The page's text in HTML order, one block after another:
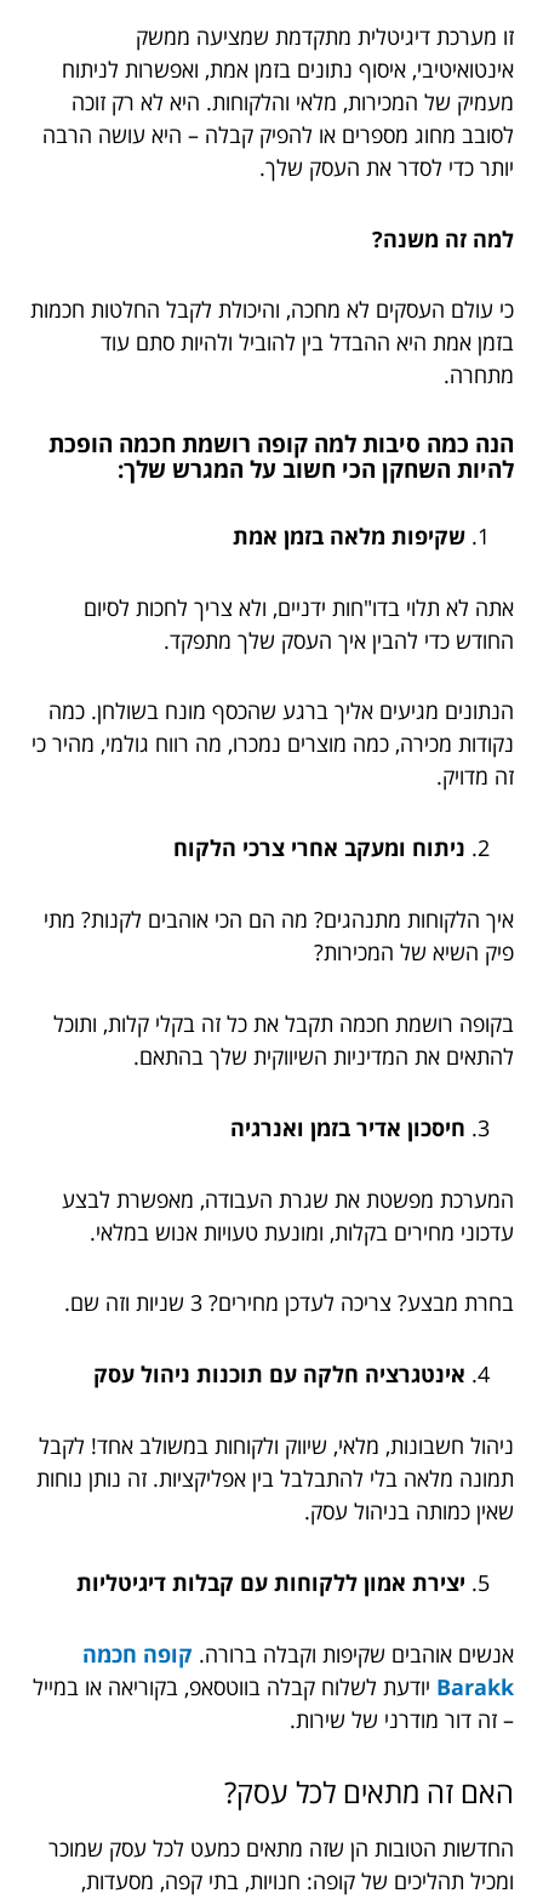
זו מערכת דיגיטלית מתקדמת שמציעה ממשק
אינטואיטיבי, איסוף נתונים בזמן אמת, ואפשרות לניתוח
מעמיק של המכירות, מלאי והלקוחות. היא לא רק זוכה
לסובב מחוג מספרים או להפיק קבלה – היא עושה הרבה
יותר כדי לסדר את העסק שלך.
למה זה משנה?
כי עולם העסקים לא מחכה, והיכולת לקבל החלטות חכמות
בזמן אמת היא ההבדל בין להוביל ולהיות סתם עוד
מתחרה.
הנה כמה סיבות למה קופה רושמת חכמה הופכת
להיות השחקן הכי חשוב על המגרש שלך:
שקיפות מלאה בזמן אמת
אתה לא תלוי בדו"חות ידניים, ולא צריך לחכות לסיום
החודש כדי להבין איך העסק שלך מתפקד.
הנתונים מגיעים אליך ברגע שהכסף מונח בשולחן. כמה
נקודות מכירה, כמה מוצרים נמכרו, מה רווח גולמי, מהיר כי
זה מדויק.
ניתוח ומעקב אחרי צרכי הלקוח
איך הלקוחות מתנהגים? מה הם הכי אוהבים לקנות? מתי
פיק השיא של המכירות?
בקופה רושמת חכמה תקבל את כל זה בקלי קלות, ותוכל
להתאים את המדיניות השיווקית שלך בהתאם.
חיסכון אדיר בזמן ואנרגיה
המערכת מפשטת את שגרת העבודה, מאפשרת לבצע
עדכוני מחירים בקלות, ומונעת טעויות אנוש במלאי.
בחרת מבצע? צריכה לעדכן מחירים? 3 שניות וזה שם.
אינטגרציה חלקה עם תוכנות ניהול עסק
ניהול חשבונות, מלאי, שיווק ולקוחות במשולב אחד! לקבל
תמונה מלאה בלי להתבלבל בין אפליקציות. זה נותן נוחות
שאין כמותה בניהול עסק.
יצירת אמון ללקוחות עם קבלות דיגיטליות
אנשים אוהבים שקיפות וקבלה ברורה. קופה חכמה
Barakk יודעת לשלוח קבלה בווטסאפ, בקוריאה או במייל
– זה דור מודרני של שירות.
האם זה מתאים לכל עסק?
החדשות הטובות הן שזה מתאים כמעט לכל עסק שמוכר
ומכיל תהליכים של קופה: חנויות, בתי קפה, מסעדות,